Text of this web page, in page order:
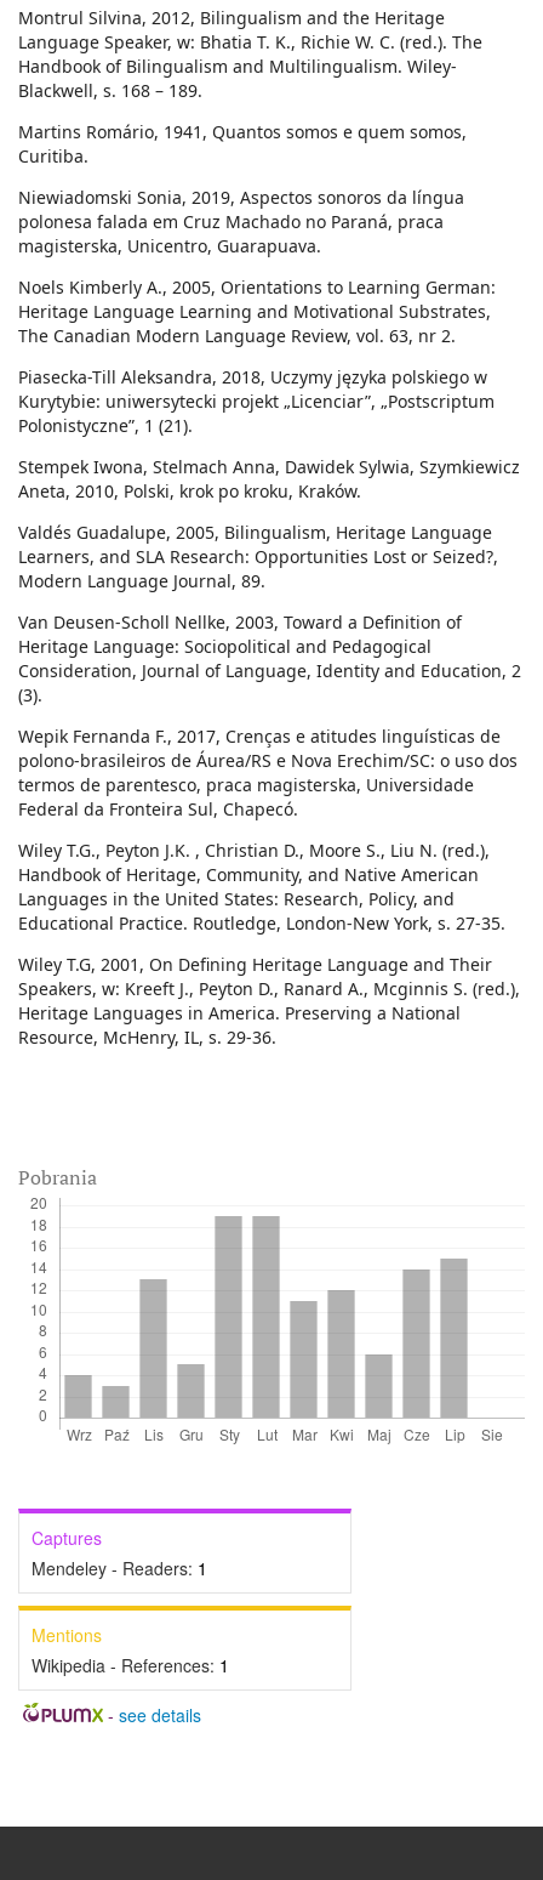
Pobrania
Captures
Mendeley - Readers: 1
Mentions
Wikipedia - References: 1
- see details
Montrul Silvina, 2012, Bilingualism and the Heritage
Language Speaker, w: Bhatia T. K., Richie W. C. (red.). The
Handbook of Bilingualism and Multilingualism. Wiley-
Blackwell, s. 168 – 189.
Martins Romário, 1941, Quantos somos e quem somos,
Curitiba.
Niewiadomski Sonia, 2019, Aspectos sonoros da língua
polonesa falada em Cruz Machado no Paraná, praca
magisterska, Unicentro, Guarapuava.
Noels Kimberly A., 2005, Orientations to Learning German:
Heritage Language Learning and Motivational Substrates,
The Canadian Modern Language Review, vol. 63, nr 2.
Piasecka-Till Aleksandra, 2018, Uczymy języka polskiego w
Kurytybie: uniwersytecki projekt „Licenciar”, „Postscriptum
Polonistyczne”, 1 (21).
Stempek Iwona, Stelmach Anna, Dawidek Sylwia, Szymkiewicz
Aneta, 2010, Polski, krok po kroku, Kraków.
Valdés Guadalupe, 2005, Bilingualism, Heritage Language
Learners, and SLA Research: Opportunities Lost or Seized?,
Modern Language Journal, 89.
Van Deusen-Scholl Nellke, 2003, Toward a Definition of
Heritage Language: Sociopolitical and Pedagogical
Consideration, Journal of Language, Identity and Education, 2
(3).
Wepik Fernanda F., 2017, Crenças e atitudes linguísticas de
polono-brasileiros de Áurea/RS e Nova Erechim/SC: o uso dos
termos de parentesco, praca magisterska, Universidade
Federal da Fronteira Sul, Chapecó.
Wiley T.G., Peyton J.K. , Christian D., Moore S., Liu N. (red.),
Handbook of Heritage, Community, and Native American
Languages in the United States: Research, Policy, and
Educational Practice. Routledge, London-New York, s. 27-35.
Wiley T.G, 2001, On Defining Heritage Language and Their
Speakers, w: Kreeft J., Peyton D., Ranard A., Mcginnis S. (red.),
Heritage Languages in America. Preserving a National
Resource, McHenry, IL, s. 29-36.